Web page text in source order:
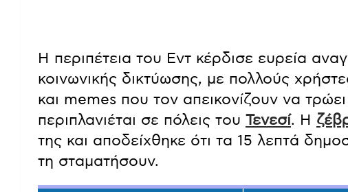
Η περιπέτεια του Εντ κέρδισε ευρεία
κοινωνικής δικτύωσης, με πολλούς
και memes που τον απεικονίζουν να
περιπλανιέται σε πόλεις του Τενεσί. Η
της και αποδείχθηκε ότι τα 15 λεπτά
τη σταματήσουν.